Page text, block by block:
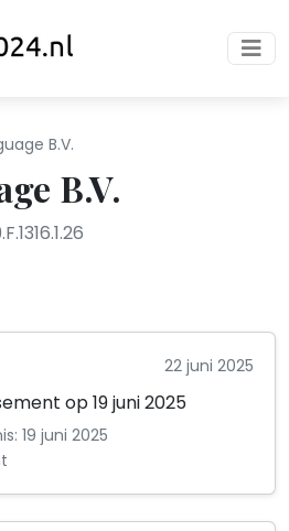
B.V.
B.V.
22 juni 2025
op 19 juni 2025
19 juni 2025